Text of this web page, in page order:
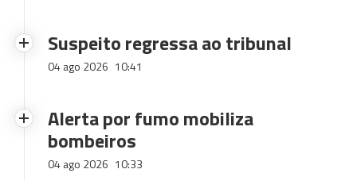
Suspeito regressa ao tribunal
04 ago 2026 10:41
Alerta por fumo mobiliza
bombeiros
04 ago 2026 10:33